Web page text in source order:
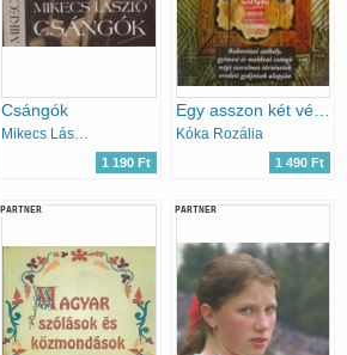
Csángók
1 190 Ft
Egy asszon két vétkecskéje
Kóka Rozália
1 490 Ft
PARTNER PARTNER